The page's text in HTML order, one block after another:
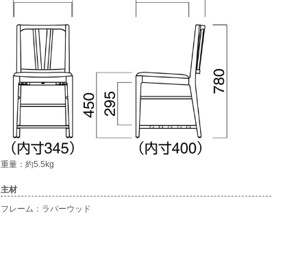
重量：約5.5kg
主材
フレーム：ラバーウッド